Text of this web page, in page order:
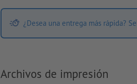
¿Desea una entrega más rápida?
Archivos de impresión